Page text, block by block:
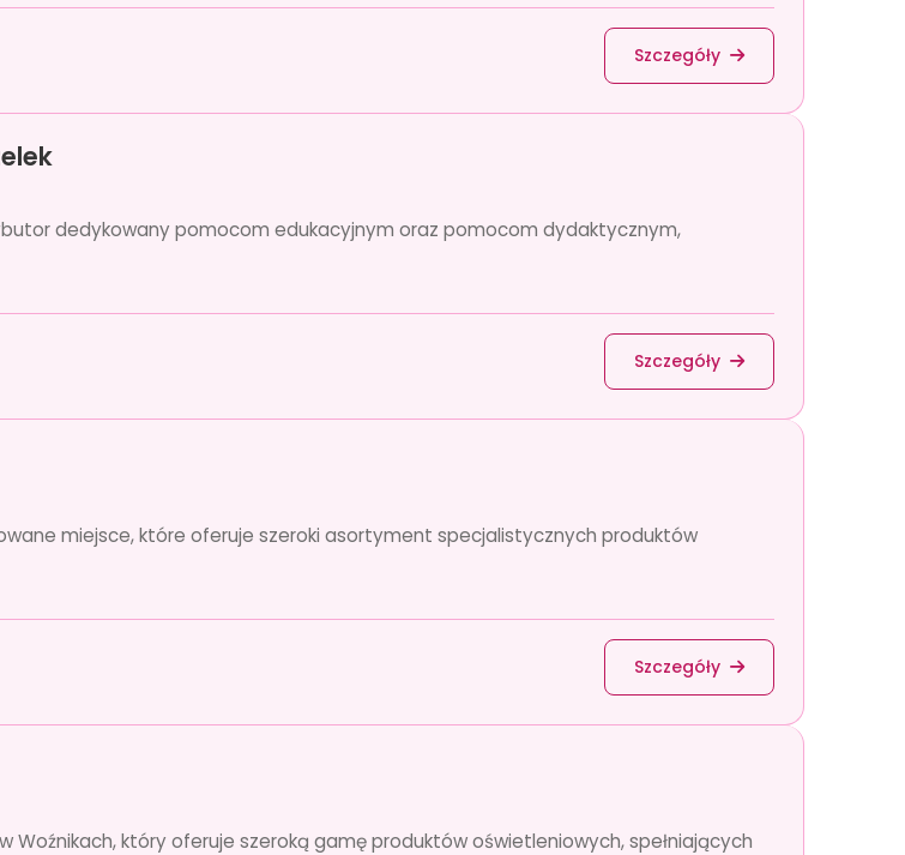
Szczegóły
dedykowany pomocom edukacyjnym oraz pomocom dydaktycznym,
Szczegóły
miejsce, które oferuje szeroki asortyment specjalistycznych produktów
Szczegóły
który oferuje szeroką gamę produktów oświetleniowych, spełniających